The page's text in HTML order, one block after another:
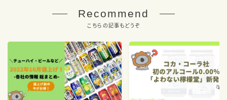
Recommend
こちらの記事もどうぞ